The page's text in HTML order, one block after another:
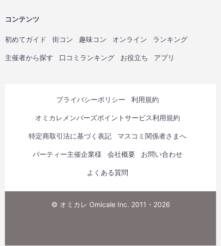
コンテンツ
初めてガイド 街コン 趣味コン オンライン ランキング
主催者から探す 口コミランキング お役立ち アプリ
プライバシーポリシー 利用規約
オミカレメンバーズポイントサービス利用規約
特定商取引法に基づく表記 マスコミ関係者さまへ
パーティー主催企業様 会社概要 お問い合わせ
よくある質問
© オミカレ Omicale Inc. 2011 - 2026